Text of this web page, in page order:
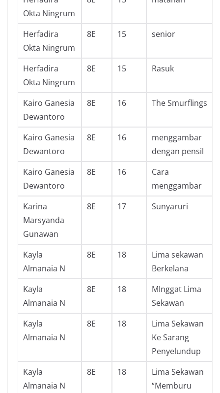
Okta Ningrum
Herfadira
Okta Ningrum
8E 15 senior
Herfadira
Okta Ningrum
8E 15 Rasuk
Kairo Ganesia
Dewantoro
8E 16 The Smurflings
Kairo Ganesia
Dewantoro
8E 16
menggambar
dengan pensil
Kairo Ganesia
Dewantoro
8E 16
Cara
menggambar
Karina
Marsyanda
Gunawan
8E 17 Sunyaruri
Kayla
Almanaia N
8E 18
Lima sekawan
Berkelana
Kayla
Almanaia N
8E 18
MInggat Lima
Sekawan
Kayla
Almanaia N
8E 18
Lima Sekawan
Ke Sarang
Penyelundup
Kayla
Almanaia N
8E 18
Lima Sekawan
“Memburu